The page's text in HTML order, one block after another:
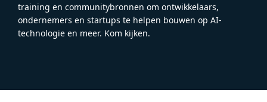
training en communitybronnen om ontwikkelaars,
ondernemers en startups te helpen bouwen op AI-
technologie en meer. Kom kijken.